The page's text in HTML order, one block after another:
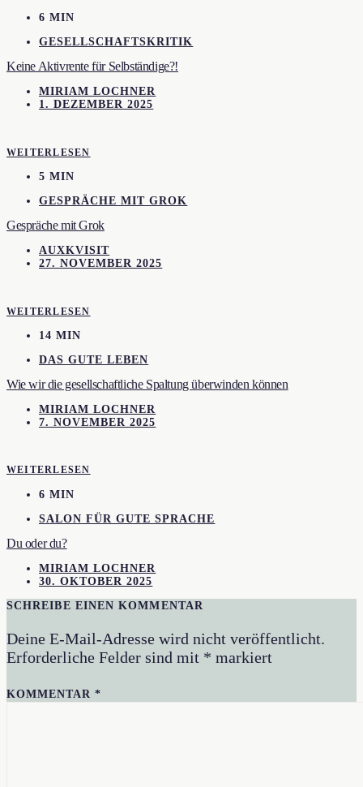
6 MIN
GESELLSCHAFTSKRITIK
Keine Aktivrente für Selbständige?!
MIRIAM LOCHNER
1. DEZEMBER 2025
WEITERLESEN
5 MIN
GESPRÄCHE MIT GROK
Gespräche mit Grok
AUXKVISIT
27. NOVEMBER 2025
WEITERLESEN
14 MIN
DAS GUTE LEBEN
Wie wir die gesellschaftliche Spaltung überwinden können
MIRIAM LOCHNER
7. NOVEMBER 2025
WEITERLESEN
6 MIN
SALON FÜR GUTE SPRACHE
Du oder du?
MIRIAM LOCHNER
30. OKTOBER 2025
SCHREIBE EINEN KOMMENTAR
Deine E-Mail-Adresse wird nicht veröffentlicht.
Erforderliche Felder sind mit * markiert
KOMMENTAR*